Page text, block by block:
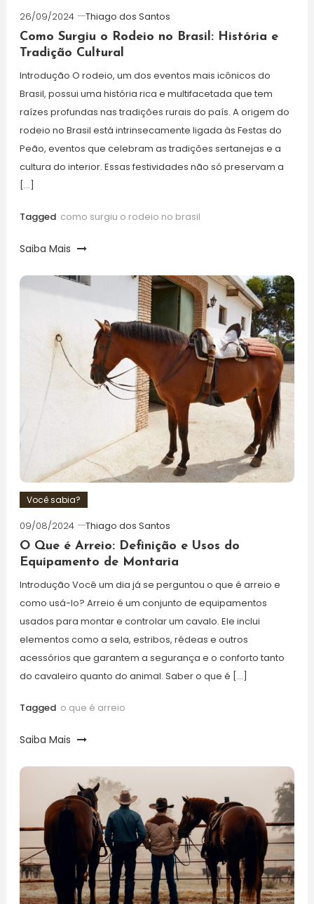
26/09/2024
Thiago dos Santos
Como Surgiu o Rodeio no Brasil: História e
Tradição Cultural
Introdução O rodeio, um dos eventos mais icônicos do
Brasil, possui uma história rica e multifacetada que tem
raízes profundas nas tradições rurais do país. A origem do
rodeio no Brasil está intrinsecamente ligada às Festas do
Peão, eventos que celebram as tradições sertanejas e a
cultura do interior. Essas festividades não só preservam a
[…]
Tagged como surgiu o rodeio no brasil
Saiba Mais
Você sabia?
09/08/2024
Thiago dos Santos
O Que é Arreio: Definição e Usos do
Equipamento de Montaria
Introdução Você um dia já se perguntou o que é arreio e
como usá-lo? Arreio é um conjunto de equipamentos
usados para montar e controlar um cavalo. Ele inclui
elementos como a sela, estribos, rédeas e outros
acessórios que garantem a segurança e o conforto tanto
do cavaleiro quanto do animal. Saber o que é […]
Tagged o que é arreio
Saiba Mais